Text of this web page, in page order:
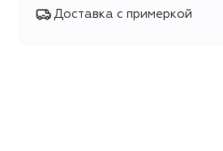
Доставка с примеркой